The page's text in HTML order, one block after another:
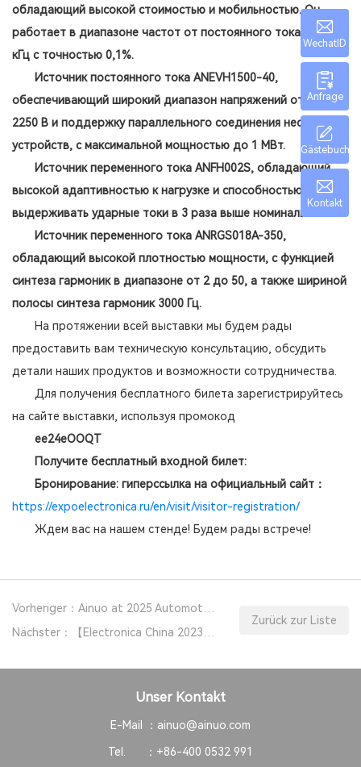
обладающий высокой стоимостью и мобильностью. Он
работает в диапазоне частот от постоянного тока до 100
кГц с точностью 0,1%.
Источник постоянного тока ANEVH1500-40,
обеспечивающий широкий диапазон напряжений от 0 до
2250 В и поддержку параллельного соединения нескольких
устройств, с максимальной мощностью до 1 МВт.
Источник переменного тока ANFH002S, обладающий
высокой адаптивностью к нагрузке и способностью
выдерживать ударные токи в 3 раза выше номинальных.
Источник переменного тока ANRGS018A-350,
обладающий высокой плотностью мощности, с функцией
синтеза гармоник в диапазоне от 2 до 50, а также шириной
полосы синтеза гармоник 3000 Гц.
На протяжении всей выставки мы будем рады
предоставить вам техническую консультацию, обсудить
детали наших продуктов и возможности сотрудничества.
Для получения бесплатного билета зарегистрируйтесь
на сайте выставки, используя промокод
ee24eOOQT
Получите бесплатный входной билет:
Бронирование: гиперссылка на официальный сайт：
https://expoelectronica.ru/en/visit/visitor-registration/
Ждем вас на нашем стенде! Будем рады встрече!
Zurück zur Liste
Unser Kontakt
E-Mail ： ainuo@ainuo.com
Tel. ： +86-400 0532 991
WechatID
Anfrage
Gästebuch
Kontakt